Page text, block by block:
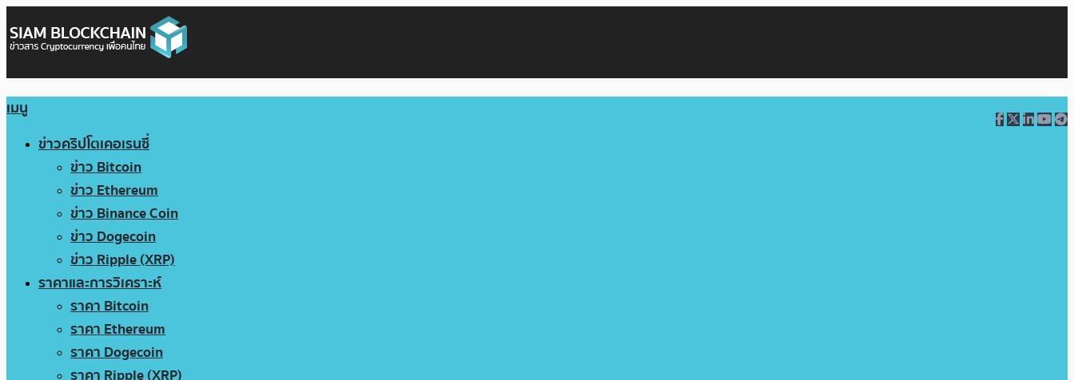
เมนู
ข่าวคริปโตเคอเรนซี่
ข่าว Bitcoin
ข่าว Ethereum
ข่าว Binance Coin
ข่าว Dogecoin
ข่าว Ripple (XRP)
ราคาและการวิเคราะห์
ราคา Bitcoin
ราคา Ethereum
ราคา Dogecoin